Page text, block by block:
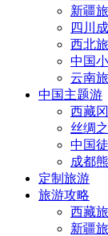
新疆
四川
西北
中国
云南
中国主题游
西藏
丝绸
中国
成都
定制旅游
旅游攻略
西藏
新疆